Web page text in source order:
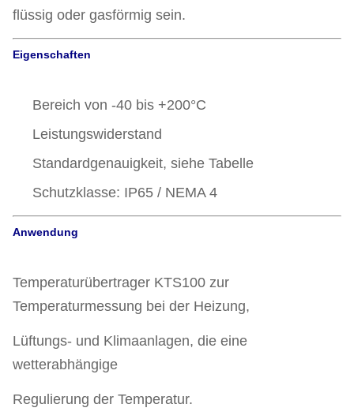
flüssig oder gasförmig sein.
Eigenschaften
Bereich von -40 bis +200°C
Leistungswiderstand
Standardgenauigkeit, siehe Tabelle
Schutzklasse: IP65 / NEMA 4
Anwendung
Temperaturübertrager KTS100 zur
Temperaturmessung bei der Heizung,
Lüftungs- und Klimaanlagen, die eine
wetterabhängige
Regulierung der Temperatur.